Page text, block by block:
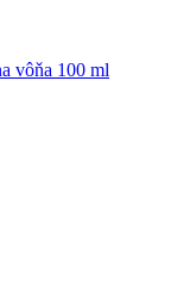
vôňa 100 ml